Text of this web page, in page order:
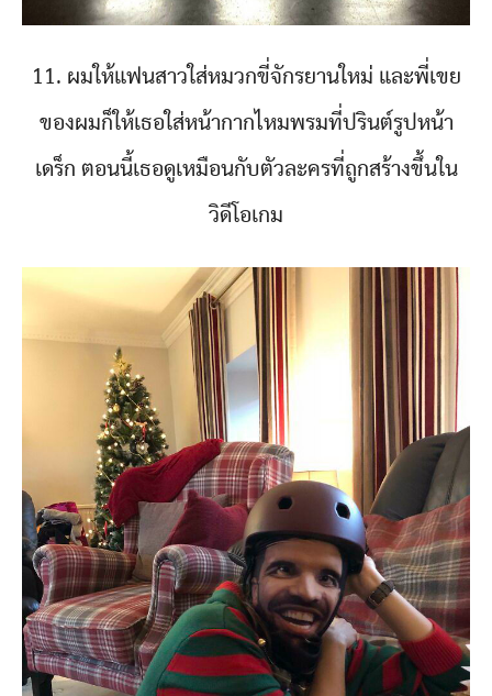
11. ผมให้แฟนสาวใส่หมวกขี่จักรยานใหม่ และพี่เขย
ของผมก็ให้เธอใส่หน้ากากไหมพรมที่ปรินต์รูปหน้า
เดร็ก ตอนนี้เธอดูเหมือนกับตัวละครที่ถูกสร้างขึ้นใน
วิดีโอเกม